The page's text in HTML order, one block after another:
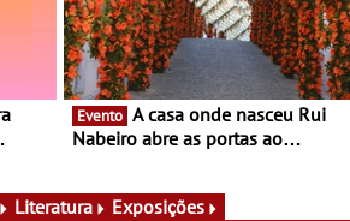
Evento
Nabeiro abre as portas ao
entre 8 e 16 de agosto
Literatura Exposições